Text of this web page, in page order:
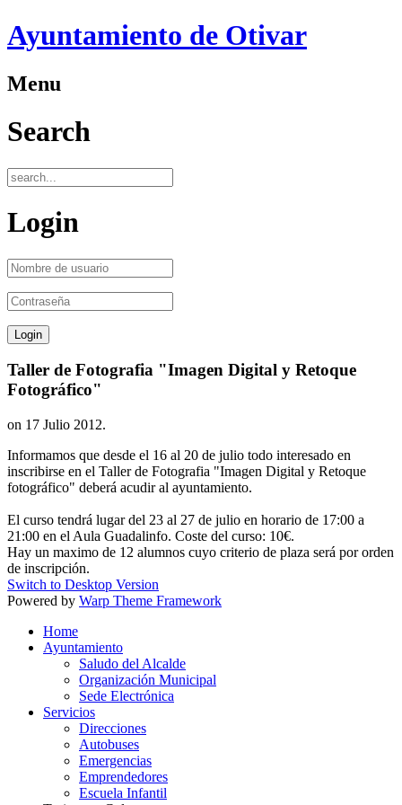
Ayuntamiento de Otivar
Menu
Search
Login
Taller de Fotografia "Imagen Digital y Retoque
Fotográfico"
on 17 Julio 2012.
Informamos que desde el 16 al 20 de julio todo interesado en
inscribirse en el Taller de Fotografia "Imagen Digital y Retoque
fotográfico" deberá acudir al ayuntamiento.
El curso tendrá lugar del 23 al 27 de julio en horario de 17:00 a
21:00 en el Aula Guadalinfo. Coste del curso: 10€.
Hay un maximo de 12 alumnos cuyo criterio de plaza será por orden
de inscripción.
Switch to Desktop Version
Powered by Warp Theme Framework
Home
Ayuntamiento
Saludo del Alcalde
Organización Municipal
Sede Electrónica
Servicios
Direcciones
Autobuses
Emergencias
Emprendedores
Escuela Infantil